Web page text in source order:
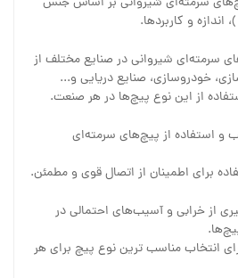
اندازه و کاربردها.
سرمته‌ای شیروانی در صنایع مختلف از
خودروسازی، صنایع دریایی و...
از این نوع پیچ‌ها در هر صنعت.
و استفاده از پیچ‌های سرمته‌ای
برای اطمینان از اتصال قوی و مطمئن.
از خرابی و آسیب‌های احتمالی در
انتخاب مناسب ترین نوع پیچ برای هر